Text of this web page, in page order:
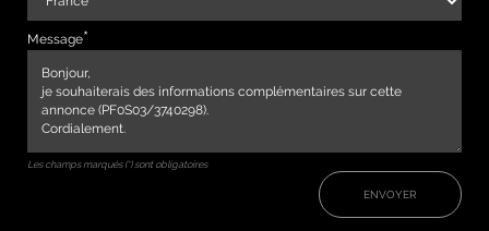
Message
Les champs marqués (*) sont obligatoires
ENVOYER